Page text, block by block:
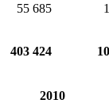
55 685
403 424
2010